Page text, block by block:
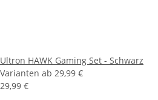
Ultron HAWK Gaming Set - Schwarz
Varianten ab 29,99 €
29,99 €